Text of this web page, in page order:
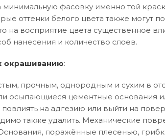
минимальную фасовку именно той
оттенки белого цвета также могут
на восприятие цвета существенное
нанесения и количество слоев.
окрашиванию:
прочным, однородным и сухим в
осыпающиеся цементные основания
повлиять на адгезию или выйти на
также удалить. Механические
поражённые плесенью,